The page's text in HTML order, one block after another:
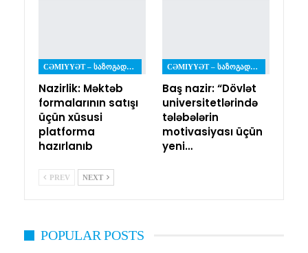
CƏMIYYƏT – ᲡᲐᲖᲝᲒᲐᲓᲝᲔᲑᲐ
Nazirlik: Məktəb
formalarının satışı
üçün xüsusi
platforma
hazırlanıb
CƏMIYYƏT – ᲡᲐᲖᲝᲒᲐᲓᲝᲔᲑᲐ
Baş nazir: “Dövlət
universitetlərində
tələbələrin
motivasiyası üçün
yeni…
PREV NEXT
POPULAR POSTS